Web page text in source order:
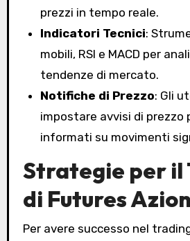
prezzi in tempo reale.
Indicatori Tecnici:
mobili, RSI e MACD per
tendenze di mercato.
Notifiche di Prezzo: Gli
impostare avvisi di prezzo
informati su movimenti
Strategie per il
di Futures
Per avere successo nel